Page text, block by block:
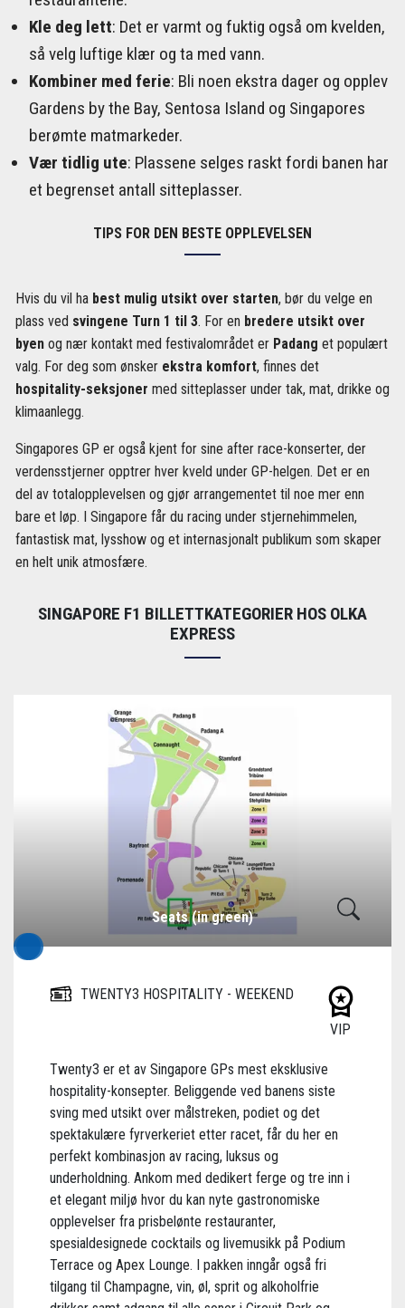
Kle deg lett: Det er varmt og fuktig også om kvelden,
så velg luftige klær og ta med vann.
Kombiner med ferie: Bli noen ekstra dager og opplev
Gardens by the Bay, Sentosa Island og Singapores
berømte matmarkeder.
Vær tidlig ute: Plassene selges raskt fordi banen har
et begrenset antall sitteplasser.
TIPS FOR DEN BESTE OPPLEVELSEN
Hvis du vil ha best mulig utsikt over starten, bør du velge en
plass ved svingene Turn 1 til 3. For en bredere utsikt over
byenog nær kontakt med festivalområdet er Padang et populært
valg. For deg som ønsker ekstra komfort, finnes det
hospitality-seksjoner med sitteplasser under tak, mat, drikke og
klimaanlegg.
Singapores GP er også kjent for sine after race-konserter, der
verdensstjerner opptrer hver kveld under GP-helgen. Det er en
del av totalopplevelsen og gjør arrangementet til noe mer enn
bare et løp. I Singapore får du racing under stjernehimmelen,
fantastisk mat, lysshow og et internasjonalt publikum som skaper
en helt unik atmosfære.